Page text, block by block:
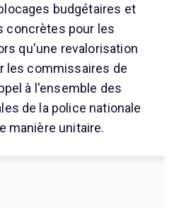
budgétaires et
concrètes pour les
qu'une revalorisation
les commissaires de
à l'ensemble des
de la police nationale
manière unitaire.